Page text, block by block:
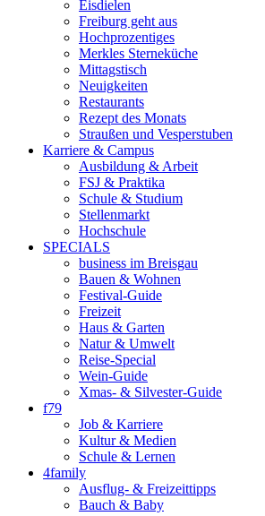
Eisdielen
Freiburg geht aus
Hochprozentiges
Merkles Sterneküche
Mittagstisch
Neuigkeiten
Restaurants
Rezept des Monats
Straußen und Vesperstuben
Karriere & Campus
Ausbildung & Arbeit
FSJ & Praktika
Schule & Studium
Stellenmarkt
Hochschule
SPECIALS
business im Breisgau
Bauen & Wohnen
Festival-Guide
Freizeit
Haus & Garten
Natur & Umwelt
Reise-Special
Wein-Guide
Xmas- & Silvester-Guide
f79
Job & Karriere
Kultur & Medien
Schule & Lernen
4family
Ausflug- & Freizeittipps
Bauch & Baby